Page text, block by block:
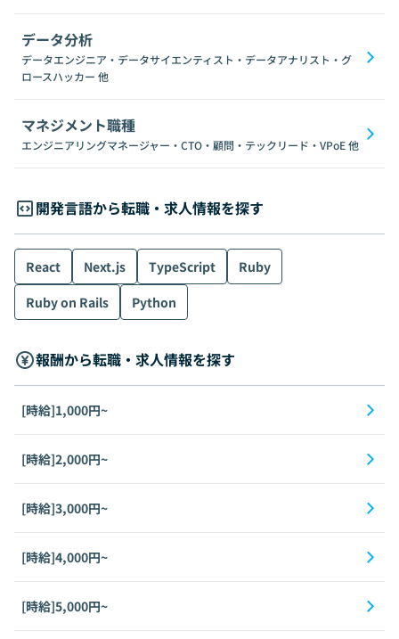
データ分析
データエンジニア・データサイエンティスト・データアナリスト・グ
ロースハッカー 他
マネジメント職種
エンジニアリングマネージャー・CTO・顧問・テックリード・VPoE他
開発言語から転職・求人情報を探す
React Next.js TypeScript
Ruby
Ruby on Rails
Python
報酬から転職・求人情報を探す
[時給]1,000円~
[時給]2,000円~
[時給]3,000円~
[時給]4,000円~
[時給]5,000円~